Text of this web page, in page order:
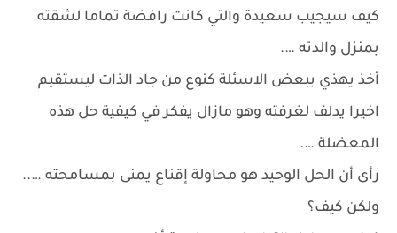
كيف سيجيب سعيدة والتي كانت رافضة تماما لشقته
بمنزل والدته ….
أخذ يهذي ببعض الاسئلة كنوع من جاد الذات ليستقيم
اخيرا يدلف لغرفته وهو مازال يفكر في كيفية حل هذه
المعضلة ….
رأى أن الحل الوحيد هو محاولة إقناع يمنى بمسامحته …..
ولكن كيف؟